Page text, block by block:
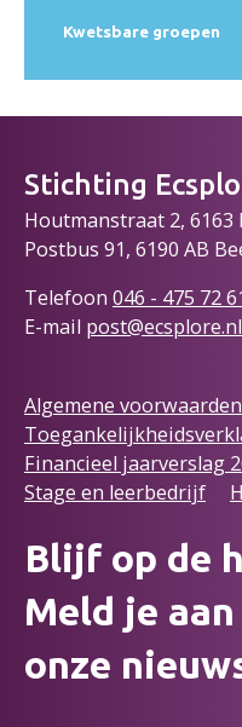
Kwetsbare groepen
Stichting
Houtmanstraat 2, 6163
Postbus 91, 6190 AB
Telefoon 046 - 475 72
E-mail post@ecsplore.nl
Algemene voorwaarden
Financieel jaarverslag
Stage en leerbedrijf
Blijf op de
Meld je
onze